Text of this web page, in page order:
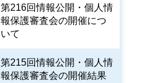
第216回情報公開・個人情
報保護審査会の開催につ
いて
第215回情報公開・個人情
報保護審査会の開催結果